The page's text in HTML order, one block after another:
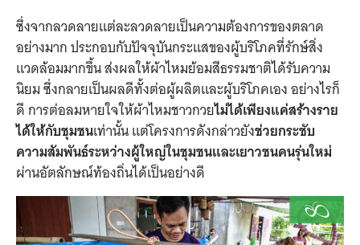
ซึ่งจากลวดลายแต่ละลวดลายเป็นความต้องการของตลาด
อย่างมาก ประกอบกับปัจจุบันกระแสของผู้บริโภคที่รักษ์สิ่ง
แวดล้อมมากขึ้น ส่งผลให้ผ้าไหมย้อมสีธรรมชาติได้รับความ
นิยม ซึ่งกลายเป็นผลดีทั้งต่อผู้ผลิตและผู้บริโภคเอง อย่างไรก็
ดี การต่อลมหายใจให้ผ้าไหมชาวกวยไม่ได้เพียงแค่สร้างราย
ได้ให้กับชุมชนเท่านั้น แต่โครงการดังกล่าวยังช่วยกระชับ
ความสัมพันธ์ระหว่างผู้ใหญ่ในชุมชนและเยาวชนคนรุ่นใหม่
ผ่านอัตลักษณ์ท้องถิ่นได้เป็นอย่างดี